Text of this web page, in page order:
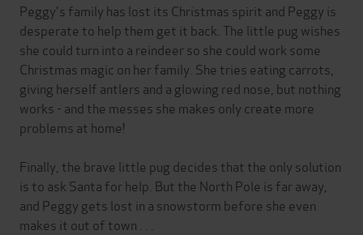
Peggy's family has lost its Christmas spirit and Peggy is
desperate to help them get it back. The little pug wishes
she could turn into a reindeer so she could work some
Christmas magic on her family. She tries eating carrots,
giving herself antlers and a glowing red nose, but nothing
works - and the messes she makes only create more
problems at home!
Finally, the brave little pug decides that the only solution
is to ask Santa for help. But the North Pole is far away,
and Peggy gets lost in a snowstorm before she even
makes it out of town . . .